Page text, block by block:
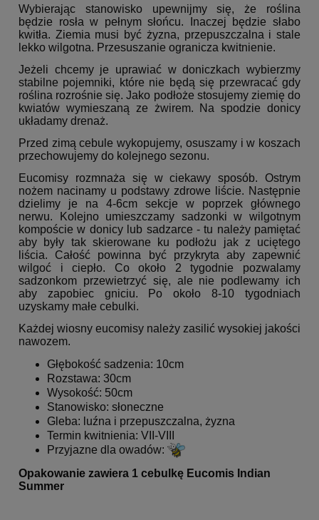
Wybierając stanowisko upewnijmy się, że roślina
będzie rosła w pełnym słońcu. Inaczej będzie słabo
kwitła. Ziemia musi być żyzna, przepuszczalna i stale
lekko wilgotna. Przesuszanie ogranicza kwitnienie.
Jeżeli chcemy je uprawiać w doniczkach wybierzmy
stabilne pojemniki, które nie będą się przewracać gdy
roślina rozrośnie się. Jako podłoże stosujemy ziemię do
kwiatów wymieszaną ze żwirem. Na spodzie donicy
układamy drenaż.
Przed zimą cebule wykopujemy, osuszamy i w koszach
przechowujemy do kolejnego sezonu.
Eucomisy rozmnaża się w ciekawy sposób. Ostrym
nożem nacinamy u podstawy zdrowe liście. Następnie
dzielimy je na 4-6cm sekcje w poprzek głównego
nerwu. Kolejno umieszczamy sadzonki w wilgotnym
kompoście w donicy lub sadzarce - tu należy pamiętać
aby były tak skierowane ku podłożu jak z uciętego
liścia. Całość powinna być przykryta aby zapewnić
wilgoć i ciepło. Co około 2 tygodnie pozwalamy
sadzonkom przewietrzyć się, ale nie podlewamy ich
aby zapobiec gniciu. Po około 8-10 tygodniach
uzyskamy małe cebulki.
Każdej wiosny eucomisy należy zasilić wysokiej jakości
nawozem.
Głębokość sadzenia: 10cm
Rozstawa: 30cm
Wysokość: 50cm
Stanowisko: słoneczne
Gleba: luźna i przepuszczalna, żyzna
Termin kwitnienia: VII-VIII
Przyjazne dla owadów:
Opakowanie zawiera 1 cebulkę Eucomis Indian
Summer